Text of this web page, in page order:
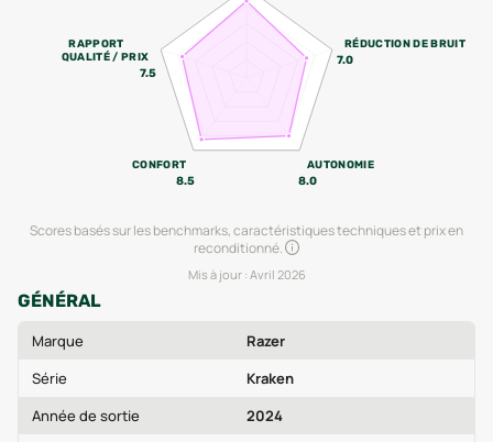
RÉDUCTION DE BRUIT
7.0
AUTONOMIE
8.0
CONFORT
8.5
RAPPORT
QUALITÉ / PRIX
7.5
Scores basés sur les benchmarks, caractéristiques techniques et prix en
reconditionné.
Mis à jour : Avril 2026
GÉNÉRAL
Marque
Razer
Série
Kraken
Année de sortie
2024